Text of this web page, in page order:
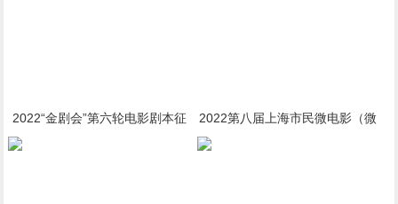
2022“金剧会”第六轮电影剧本征
2022第八届上海市民微电影（微